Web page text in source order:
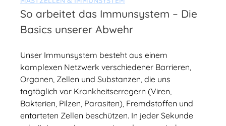
So arbeitet das Immunsystem – Die
Basics unserer Abwehr
Unser Immunsystem besteht aus einem
komplexen Netzwerk verschiedener Barrieren,
Organen, Zellen und Substanzen, die uns
tagtäglich vor Krankheitserregern (Viren,
Bakterien, Pilzen, Parasiten), Fremdstoffen und
entarteten Zellen beschützen. In jeder Sekunde